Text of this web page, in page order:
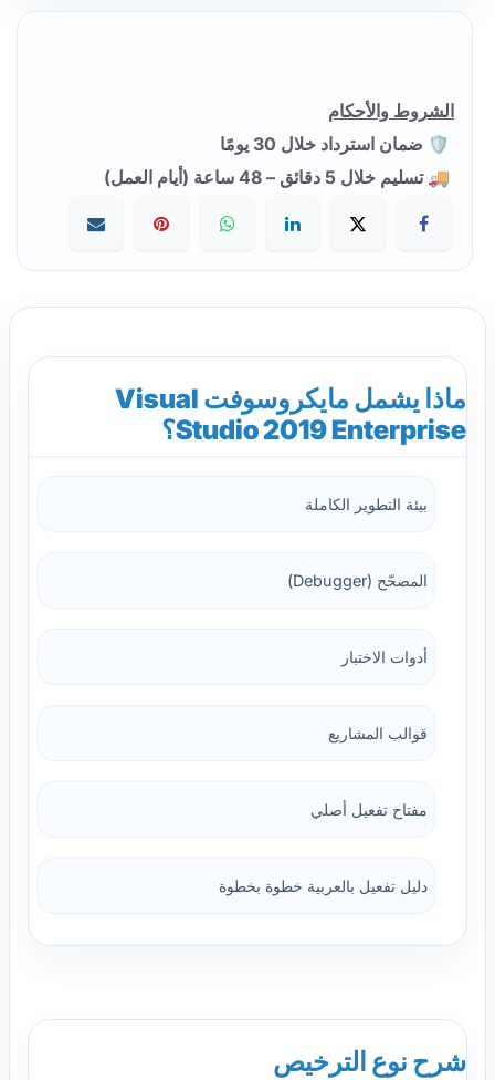
الشروط والأحكام
🛡️ ضمان استرداد خلال 30 يومًا
🚚 تسليم خلال 5 دقائق – 48 ساعة (أيام العمل)
ماذا يشمل مايكروسوفت Visual
Studio 2019 Enterprise؟
بيئة التطوير الكاملة
المصحّح (Debugger)
أدوات الاختبار
قوالب المشاريع
مفتاح تفعيل أصلي
دليل تفعيل بالعربية خطوة بخطوة
شرح نوع الترخيص